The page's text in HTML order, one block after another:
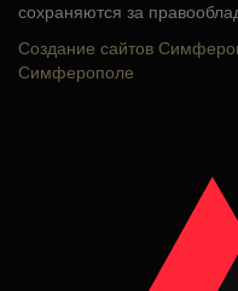
сохраняются за
Создание сайтов
Симферополе